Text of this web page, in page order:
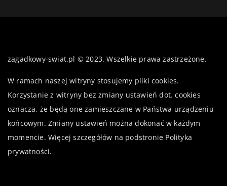
zagadkowy-swiat.pl © 2023. Wszelkie prawa zastrzeżone.
W ramach naszej witryny stosujemy pliki cookies.
Korzystanie z witryny bez zmiany ustawień dot. cookies
oznacza, że będą one zamieszczane w Państwa urządzeniu
końcowym. Zmiany ustawień można dokonać w każdym
momencie. Więcej szczegółów na podstronie Polityka
prywatności.